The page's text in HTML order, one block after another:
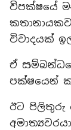
විපක්ෂයේ
විවාදයක්
ඒ
පක්ෂයෙන්
ඊට පිලිතුරු